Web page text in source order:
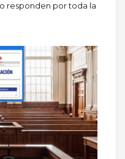
responden por toda la